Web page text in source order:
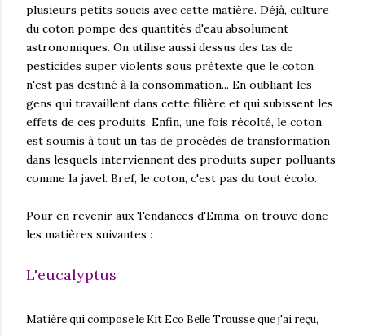
plusieurs petits soucis avec cette matière. Déjà, culture
du coton pompe des quantités d'eau absolument
astronomiques. On utilise aussi dessus des tas de
pesticides super violents sous prétexte que le coton
n'est pas destiné à la consommation... En oubliant les
gens qui travaillent dans cette filière et qui subissent les
effets de ces produits. Enfin, une fois récolté, le coton
est soumis à tout un tas de procédés de transformation
dans lesquels interviennent des produits super polluants
comme la javel. Bref, le coton, c'est pas du tout écolo.
Pour en revenir aux Tendances d'Emma, on trouve donc
les matières suivantes :
L'eucalyptus
Matière qui compose le Kit Eco Belle Trousse que j'ai reçu,